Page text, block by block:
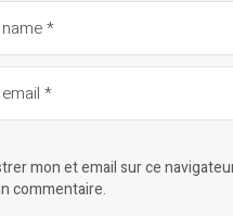
mon et email sur ce
commentaire.